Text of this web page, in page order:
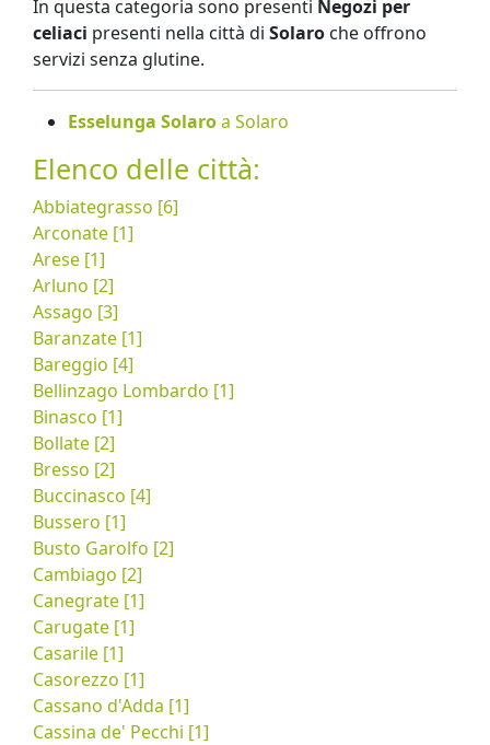
In questa categoria sono presenti Negozi per
celiaci presenti nella città di Solaro che offrono
servizi senza glutine.
Esselunga Solaroa Solaro
Elenco delle città:
Abbiategrasso [6]
Arconate [1]
Arese [1]
Arluno [2]
Assago [3]
Baranzate [1]
Bareggio [4]
Bellinzago Lombardo [1]
Binasco [1]
Bollate [2]
Bresso [2]
Buccinasco [4]
Bussero [1]
Busto Garolfo [2]
Cambiago [2]
Canegrate [1]
Carugate [1]
Casarile [1]
Casorezzo [1]
Cassano d'Adda [1]
Cassina de' Pecchi [1]